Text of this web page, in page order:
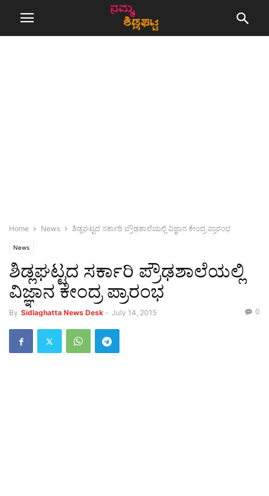
Home News ಶಿಡ್ಲಘಟ್ಟದ ಸರ್ಕಾರಿ ಪ್ರೌಢಶಾಲೆಯಲ್ಲಿ ವಿಜ್ಞಾನ ಕೇಂದ್ರ ಪ್ರಾರಂಭ
News
ಶಿಡ್ಲಘಟ್ಟದ ಸರ್ಕಾರಿ ಪ್ರೌಢಶಾಲೆಯಲ್ಲಿ
ವಿಜ್ಞಾನ ಕೇಂದ್ರ ಪ್ರಾರಂಭ
By Sidlaghatta News Desk - July 14, 2015 0